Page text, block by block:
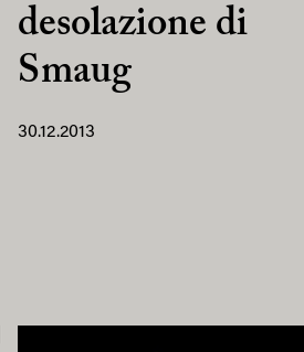
desolazione di
Smaug
30.12.2013